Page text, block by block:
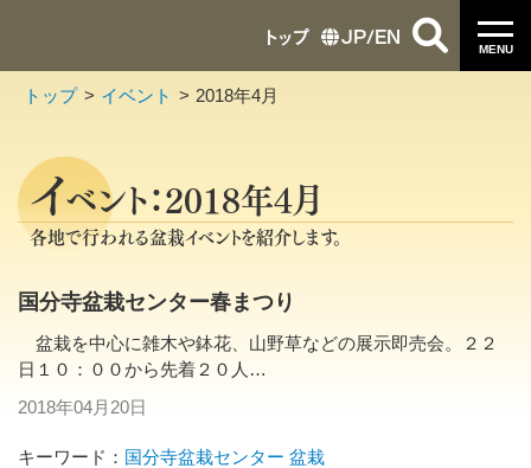
MENU
トップ JP/EN
トップ イベント 2018年4月
イベント：2018年4月
各地で行われる盆栽イベントを紹介します。
国分寺盆栽センター春まつり
盆栽を中心に雑木や鉢花、山野草などの展示即売会。２２
日１０：００から先着２０人…
2018年04月20日
キーワード： 国分寺盆栽センター 盆栽